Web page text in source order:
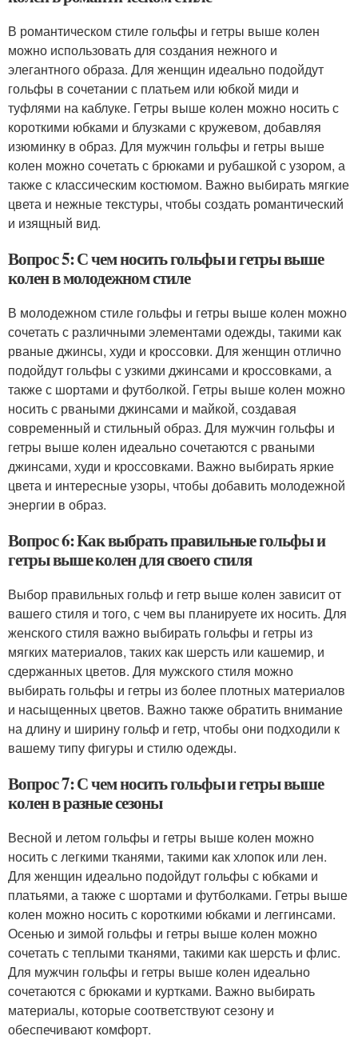
В романтическом стиле гольфы и гетры выше колен
можно использовать для создания нежного и
элегантного образа. Для женщин идеально подойдут
гольфы в сочетании с платьем или юбкой миди и
туфлями на каблуке. Гетры выше колен можно носить с
короткими юбками и блузками с кружевом, добавляя
изюминку в образ. Для мужчин гольфы и гетры выше
колен можно сочетать с брюками и рубашкой с узором, а
также с классическим костюмом. Важно выбирать мягкие
цвета и нежные текстуры, чтобы создать романтический
и изящный вид.
Вопрос 5: С чем носить гольфы и гетры выше
колен в молодежном стиле
В молодежном стиле гольфы и гетры выше колен можно
сочетать с различными элементами одежды, такими как
рваные джинсы, худи и кроссовки. Для женщин отлично
подойдут гольфы с узкими джинсами и кроссовками, а
также с шортами и футболкой. Гетры выше колен можно
носить с рваными джинсами и майкой, создавая
современный и стильный образ. Для мужчин гольфы и
гетры выше колен идеально сочетаются с рваными
джинсами, худи и кроссовками. Важно выбирать яркие
цвета и интересные узоры, чтобы добавить молодежной
энергии в образ.
Вопрос 6: Как выбрать правильные гольфы и
гетры выше колен для своего стиля
Выбор правильных гольф и гетр выше колен зависит от
вашего стиля и того, с чем вы планируете их носить. Для
женского стиля важно выбирать гольфы и гетры из
мягких материалов, таких как шерсть или кашемир, и
сдержанных цветов. Для мужского стиля можно
выбирать гольфы и гетры из более плотных материалов
и насыщенных цветов. Важно также обратить внимание
на длину и ширину гольф и гетр, чтобы они подходили к
вашему типу фигуры и стилю одежды.
Вопрос 7: С чем носить гольфы и гетры выше
колен в разные сезоны
Весной и летом гольфы и гетры выше колен можно
носить с легкими тканями, такими как хлопок или лен.
Для женщин идеально подойдут гольфы с юбками и
платьями, а также с шортами и футболками. Гетры выше
колен можно носить с короткими юбками и леггинсами.
Осенью и зимой гольфы и гетры выше колен можно
сочетать с теплыми тканями, такими как шерсть и флис.
Для мужчин гольфы и гетры выше колен идеально
сочетаются с брюками и куртками. Важно выбирать
материалы, которые соответствуют сезону и
обеспечивают комфорт.